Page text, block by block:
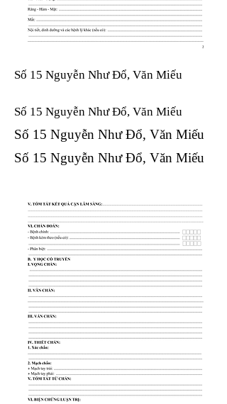
Số 15 Nguyễn Như Đổ, Văn Miếu
Số 15 Nguyễn Như Đổ, Văn Miếu​​​​
Số 15 Nguyễn Như Đổ, Văn Miếu​​​​
Số 15 Nguyễn Như Đổ, Văn Miếu​​​​